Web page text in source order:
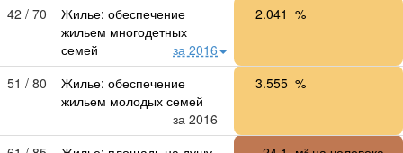
42 / 70
Жилье: обеспечение
жильем многодетных
семей
за 2016
2.041 %
51 / 80
Жилье: обеспечение
жильем молодых семей
за 2016
3.555 %